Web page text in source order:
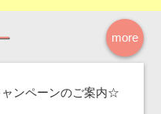
more
ンペーンのご案内☆